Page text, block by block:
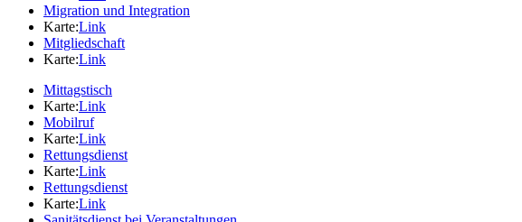
Migration und Integration
Karte:Link
Mitgliedschaft
Karte:Link
Mittagstisch
Karte:Link
Mobilruf
Karte:Link
Rettungsdienst
Karte:Link
Rettungsdienst
Karte:Link